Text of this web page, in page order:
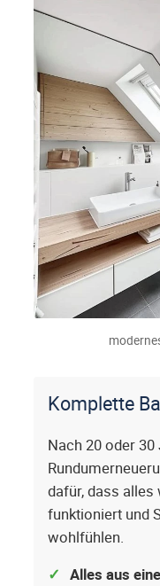
Komplette
Nach 20 oder
dafür, dass
funktioniert und
wohlfühlen.
Alles aus